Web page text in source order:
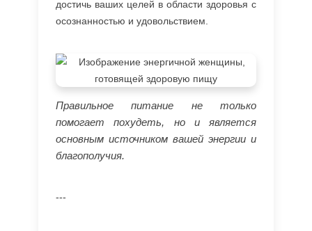
достичь ваших целей в области здоровья с
осознанностью и удовольствием.
Правильное питание не только
помогает похудеть, но и является
основным источником вашей энергии и
благополучия.
---